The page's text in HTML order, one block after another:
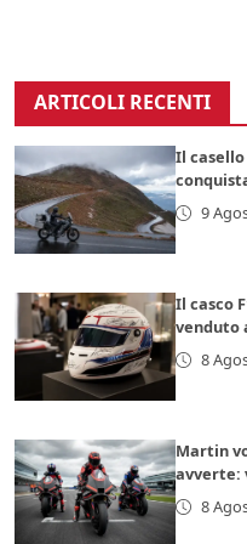
ARTICOLI RECENTI
Il
9
Il casco
venduto
8
Martin
avverte:
8